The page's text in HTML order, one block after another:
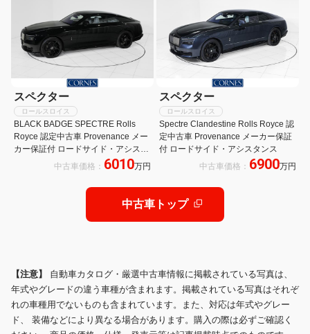
スペクター
ロールスロイス
BLACK BADGE SPECTRE Rolls
Royce 認定中古車 Provenance メー
カー保証付 ロードサイド・アシスタ
中古車価格： 6010万円
スペクター
ロールスロイス
Spectre Clandestine Rolls Royce 認
定中古車 Provenance メーカー保証
付 ロードサイド・アシスタンス
中古車価格： 6900万円
中古車トップ
【注意】 自動車カタログ・厳選中古車情報に掲載されている写真は、
年式やグレードの違う車種が含まれます。掲載されている写真はそれぞ
れの車種用でないものも含まれています。また、対応は年式やグレー
ド、 装備などにより異なる場合があります。購入の際は必ずご確認く